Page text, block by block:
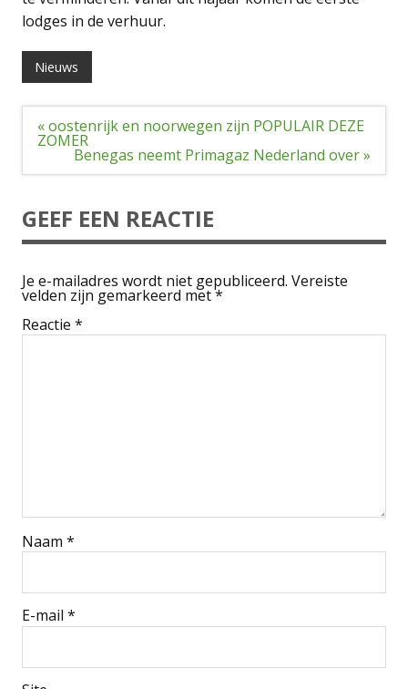
lodges in de verhuur.
Nieuws
Bericht
navigatie
« oostenrijk en noorwegen zijn POPULAIR DEZE
ZOMER
Benegas neemt Primagaz Nederland over »
GEEF EEN REACTIE
Je e-mailadres wordt niet gepubliceerd. Vereiste
velden zijn gemarkeerd met*
Reactie *
Naam *
E-mail *